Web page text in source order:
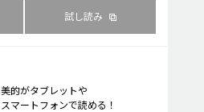
試し読み
美的がタブレットや
スマートフォンで読める！